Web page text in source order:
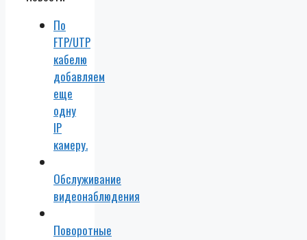
безопасности,
сервисов.
По
FTP/UTP
кабелю
добавляем
еще
одну
IP
камеру.
Обслуживание
видеонаблюдения
Поворотные